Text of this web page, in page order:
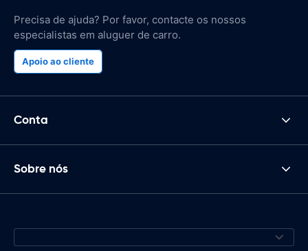
Precisa de ajuda? Por favor, contacte os nossos
especialistas em aluguer de carro.
Apoio ao cliente
Conta
Sobre nós